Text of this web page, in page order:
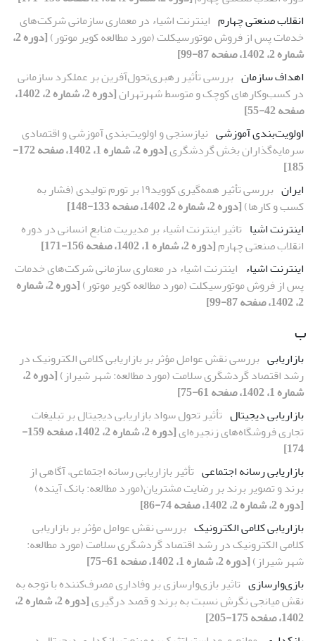
انقلاب صنعتی چهارم اینترنت اشیاء در معماری سازمانی شرکت‌های
خدمات پس از فروش موتورسیکلت (مورد مطالعه کویر موتور)
[دوره 2،
شماره 2، 1402، صفحه 87-99]
اهداف سازمان بررسی تأثیر رهبری‌تحول‌آفرین بر عملکرد‌ سازمانی
در کسب‌وکارهای کوچک و متوسط شهرتهران
[دوره 2، شماره 2، 1402،
صفحه 42-55]
اولویت‌بندی آموزشی نیازسنجی و اولویت‌بندی آموزشی و اقتصادی
سرمایه‌گذاران بخش گردشگری
[دوره 2، شماره 1، 1402، صفحه 172-
185]
ایران
بررسی تأثیر همه‌گیری کووید۱۹ بر تورم تولیدی (فشار به
کسب و کارها)[دوره 2، شماره 2، 1402، صفحه 133-148]
اینترنت اشیا تاثیر اینترنت اشیاء بر مدیریت منابع انسانی در دوره
انقلاب صنعتی چهارم[دوره 2، شماره 1، 1402، صفحه 156-171]
اینترنت اشیاء اینترنت اشیاء در معماری سازمانی شرکت‌های خدمات
پس از فروش موتورسیکلت (مورد مطالعه کویر موتور)
[دوره 2، شماره
2، 1402، صفحه 87-99]
ب
بازاریابی بررسی نقش عوامل مؤثر بر بازاریابی کلامی الکترونیک در
رشد اقتصاد گردشگری سلامت (مورد مطالعه: شهر شیراز)
[دوره 2،
شماره 1، 1402، صفحه 61-75]
بازاریابی دیجیتال تأثیر تحول سواد بازاریابی دیجیتال بر تبلیغات
تجاری فروشگاه‌های زنجیره‌ای
[دوره 2، شماره 2، 1402، صفحه 159-
174]
بازاریابی رسانه اجتماعی تأثیر بازاریابی رسانه اجتماعی، آگاهی از
برند و تصویر برند بر رضایت مشتریان(مورد مطالعه: بانک آینده)
[دوره 2، شماره 2، 1402، صفحه 74-86]
بازاریابی کلامی الکترونیک بررسی نقش عوامل مؤثر بر بازاریابی
کلامی الکترونیک در رشد اقتصاد گردشگری سلامت (مورد مطالعه:
شهر شیراز)[دوره 2، شماره 1، 1402، صفحه 61-75]
بازی‌وارسازی تاثیر بازی‌وارسازی بر وفاداری مصرف‌کننده با توجه به
نقش میانجی نگرش نسبت به برند و قصد درگیری
[دوره 2، شماره 2،
1402، صفحه 175-205]